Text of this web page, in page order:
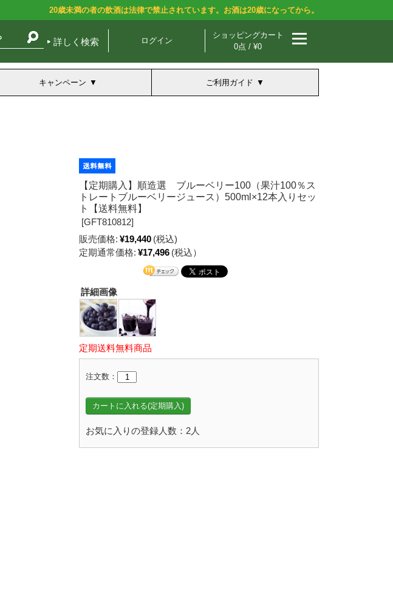
20歳未満の者の飲酒は法律で禁止されています。お酒は20歳になってから。
詳しく検索 ログイン
ショッピングカート
0点 / ¥0
キャンペーン ご利用ガイド
【定期購入】順造選 ブルーベリー100（果汁100％ス
トレートブルーベリージュース）500ml×12本入りセッ
ト【送料無料】
[GFT810812]
販売価格: ¥19,440 (税込)
定期通常価格: ¥17,496 (税込）
詳細画像
定期送料無料商品
注文数：
カートに入れる(定期購入)
お気に入りの登録人数：2人